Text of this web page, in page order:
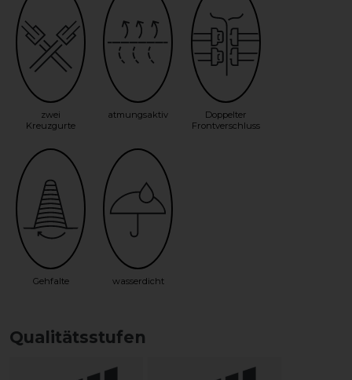
zwei
Kreuzgurte
atmungsaktiv
Doppelter
Frontverschluss
Gehfalte wasserdicht
Qualitätsstufen